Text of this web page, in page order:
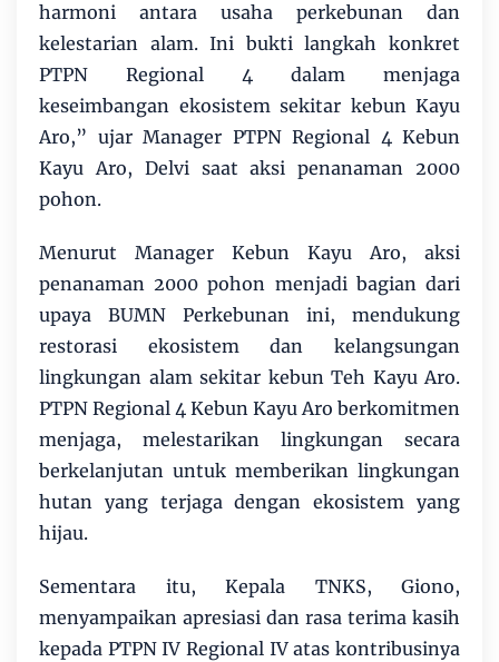
harmoni antara usaha perkebunan dan
kelestarian alam. Ini bukti langkah konkret
PTPN Regional 4 dalam menjaga
keseimbangan ekosistem sekitar kebun Kayu
Aro,” ujar Manager PTPN Regional 4 Kebun
Kayu Aro, Delvi saat aksi penanaman 2000
pohon.
Menurut Manager Kebun Kayu Aro, aksi
penanaman 2000 pohon menjadi bagian dari
upaya BUMN Perkebunan ini, mendukung
restorasi ekosistem dan kelangsungan
lingkungan alam sekitar kebun Teh Kayu Aro.
PTPN Regional 4 Kebun Kayu Aro berkomitmen
menjaga, melestarikan lingkungan secara
berkelanjutan untuk memberikan lingkungan
hutan yang terjaga dengan ekosistem yang
hijau.
Sementara itu, Kepala TNKS, Giono,
menyampaikan apresiasi dan rasa terima kasih
kepada PTPN IV Regional IV atas kontribusinya